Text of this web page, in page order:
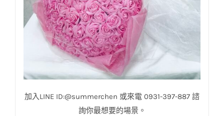
加入LINE ID:@summerchen 或來電 0931-397-887 諮
詢你最想要的場景。